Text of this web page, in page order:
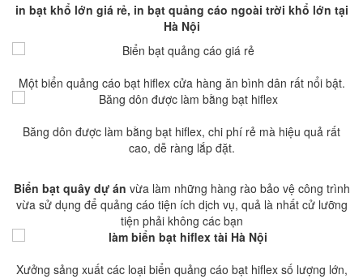
in bạt khổ lớn giá rẻ, in bạt quảng cáo ngoài trời khổ lớn tại
Hà Nội
Một biển quảng cáo bạt hiflex cửa hàng ăn bình dân rất nổi bật.
Băng dôn được làm bằng bạt hiflex, chi phí rẻ mà hiệu quả rất
cao, dễ ràng lắp đặt.
Biển bạt quây dự án vừa làm những hàng rào bảo vệ công trình
vừa sử dụng để quảng cáo tiện ích dịch vụ, quả là nhất cử lưỡng
tiện phải không các bạn
Xưởng sảng xuất các loại biển quảng cáo bạt hiflex số lượng lớn,